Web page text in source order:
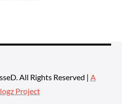
All Rights Reserved | A
Project